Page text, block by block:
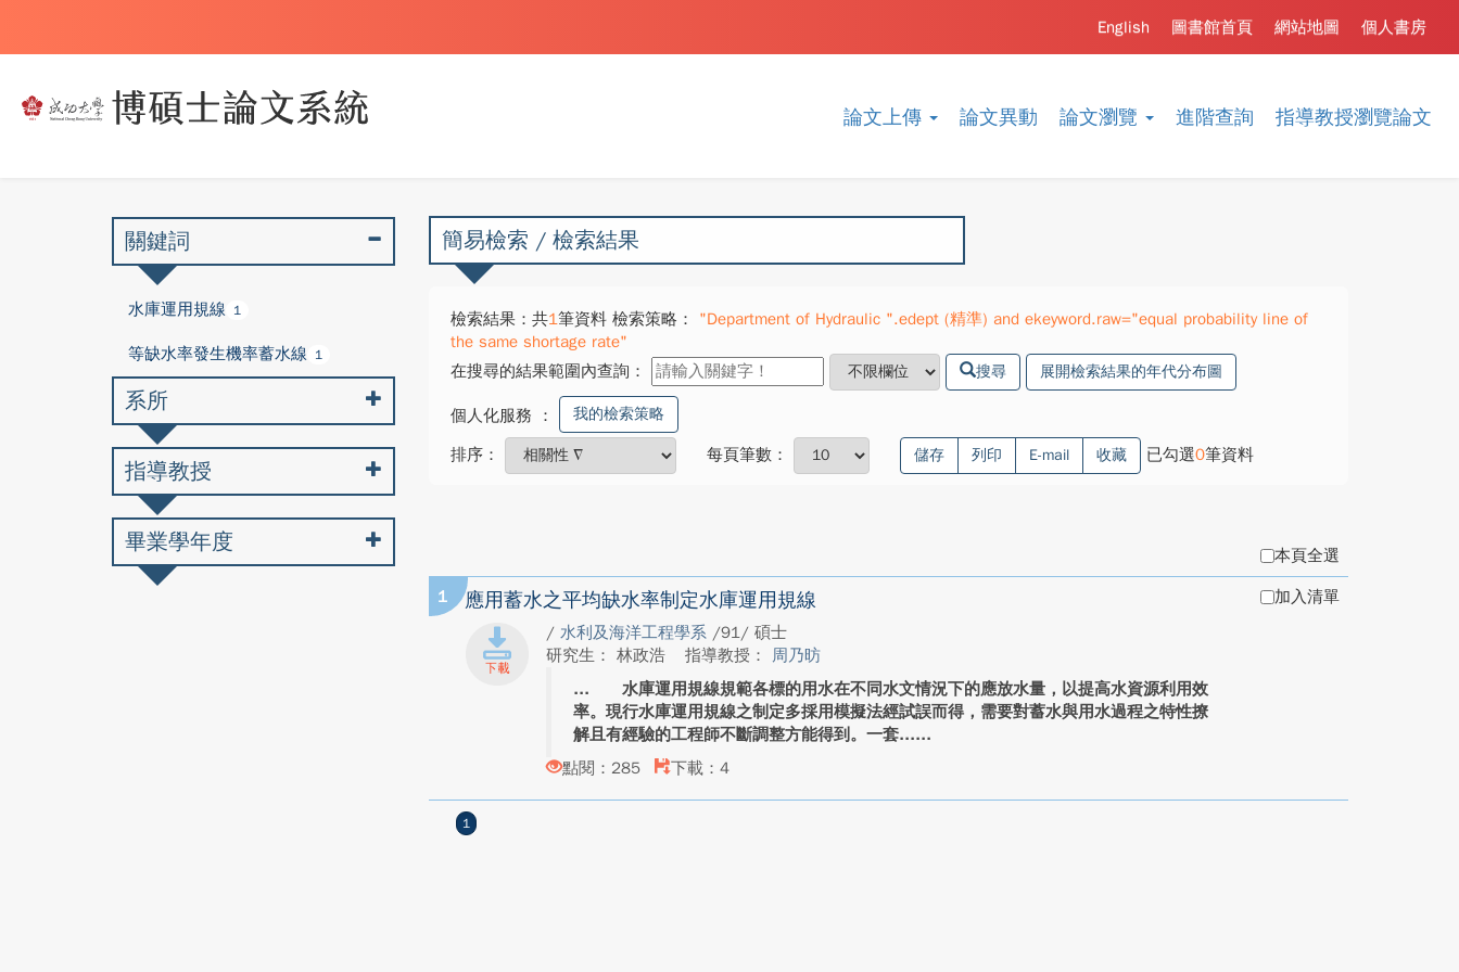
論文上傳 論文異動 論文瀏覽 進階查詢 指導教授瀏覽論文
個人書房
網站地圖
圖書館首頁
English
簡易檢索 / 檢索結果
檢索結果：共1筆資料 檢索策略：
"Department of Hydraulic ".edept (精準) and ekeyword.raw="equal probability line of
the same shortage rate"
在搜尋的結果範圍內查詢：
搜尋 展開檢索結果的年代分布圖
個人化服務 ： 我的檢索策略
排序： 每頁筆數： 儲存 列印 E-mail 收藏 已勾選0筆資料
本頁全選
1 應用蓄水之平均缺水率制定水庫運用規線
/ 水利及海洋工程學系 /91/ 碩士
研究生： 林政浩
指導教授： 周乃昉
水庫運用規線規範各標的用水在不同水文情況下的應放水量，以提高水資源利用效
率。現行水庫運用規線之制定多採用模擬法經試誤而得，需要對蓄水與用水過程之特性撩
解且有經驗的工程師不斷調整方能得到。一套...
點閱：285
下載：4
加入清單
1
關鍵詞
水庫運用規線 1
等缺水率發生機率蓄水線 1
系所
指導教授
畢業學年度